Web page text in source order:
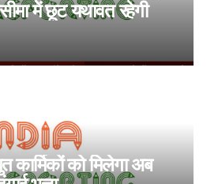
में छूट यथावत रहेगी
कार्मिकों को मिलेगा अब